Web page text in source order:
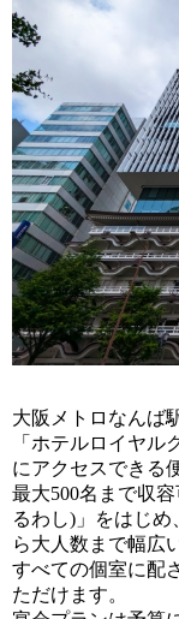
大阪メトロなんば
「ホテルロイヤ
にアクセスできる
最大500名まで収
るわし)」をはじ
ら大人数まで幅広
すべての個室に配
ただけます。